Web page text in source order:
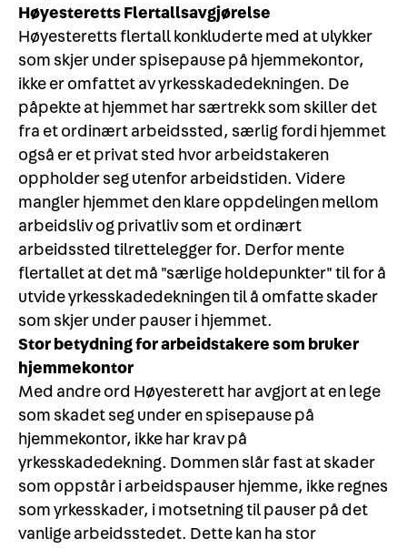
Høyesteretts Flertallsavgjørelse
Høyesteretts flertall konkluderte med at ulykker
som skjer under spisepause på hjemmekontor,
ikke er omfattet av yrkesskadedekningen. De
påpekte at hjemmet har særtrekk som skiller det
fra et ordinært arbeidssted, særlig fordi hjemmet
også er et privat sted hvor arbeidstakeren
oppholder seg utenfor arbeidstiden. Videre
mangler hjemmet den klare oppdelingen mellom
arbeidsliv og privatliv som et ordinært
arbeidssted tilrettelegger for. Derfor mente
flertallet at det må "særlige holdepunkter" til for å
utvide yrkesskadedekningen til å omfatte skader
som skjer under pauser i hjemmet.
Stor betydning for arbeidstakere som bruker
hjemmekontor
Med andre ord Høyesterett har avgjort at en lege
som skadet seg under en spisepause på
hjemmekontor, ikke har krav på
yrkesskadedekning. Dommen slår fast at skader
som oppstår i arbeidspauser hjemme, ikke regnes
som yrkesskader, i motsetning til pauser på det
vanlige arbeidsstedet. Dette kan ha stor